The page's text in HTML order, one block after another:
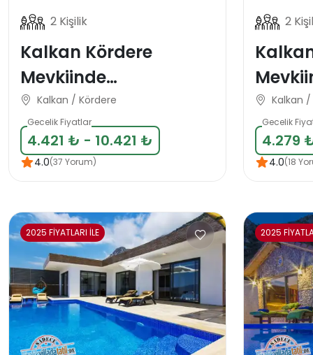
2 Kişilik
Kalkan Kördere
Mevkiinde
Muhafazakar Balayı
Tatil Villası
Kalkan / Kördere
Gecelik Fiyatlar
4.421 ₺ - 10.421 ₺
4.0(37 Yorum)
2
Balayı
Kalkan
Gecelik
4.279
4.0(18
2025 FİYATLARI İLE 2025